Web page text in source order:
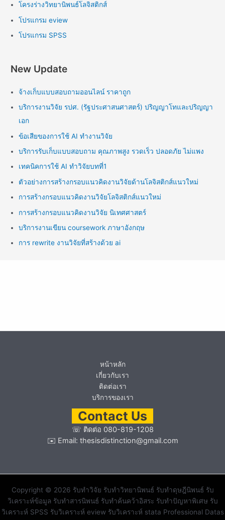
โครงร่างวิทยานิพนธ์โลจิสติกส์
โปรแกรม eview
โปรแกรม SPSS
New Update
จ้างเก็บแบบสอบถามออนไลน์ ราคาถูก
บริการงานวิจัย รปศ. (รัฐประศาสนศาสตร์) ปริญญาโทและปริญญา
เอก
ข้อเสียของการใช้ AI ทำงานวิจัย
บริการรับเก็บแบบสอบถาม คุณภาพสูง รวดเร็ว ปลอดภัย ไม่แพง
เทคนิคการใช้ AI ทำวิจัยบทที่1
ตัวอย่างการสร้างกรอบแนวคิดงานวิจัยด้านโลจิสติกส์แนวใหม่
การสร้างกรอบแนวคิดงานวิจัยโลจิสติกส์แนวใหม่
การสร้างกรอบแนวคิดงานวิจัย นิเทศศาสตร์
บริการงานเขียน coursework ภาษาอังกฤษ
การ rewrite งานวิจัยที่สร้างด้วย ai
หน้าหลัก
เกี่ยวกับเรา
ติดต่อเรา
บริการของเรา
Contact Us
☏ ติดต่อ 080-819-1208
✉️ Email: thesisdistinction@gmail.com
Copyright © 2026 รับทำวิจัย รับทำวิทยานิพนธ์ รับทำดุษฎีนิพนธ์ รับ
วิเคราะห์ข้อมูล รับทำสารนิพนธ์ รับทำค้นคว้าอิสระ รับทำปัญหาพิเศษ รับ
วิเคราะห์ SPSS รับวิเคราะห์ eview รับวิเคราะห์ stata Professional Datas